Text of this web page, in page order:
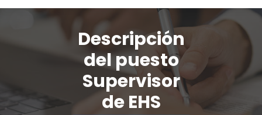
Descripción
del puesto
Supervisor
de EHS